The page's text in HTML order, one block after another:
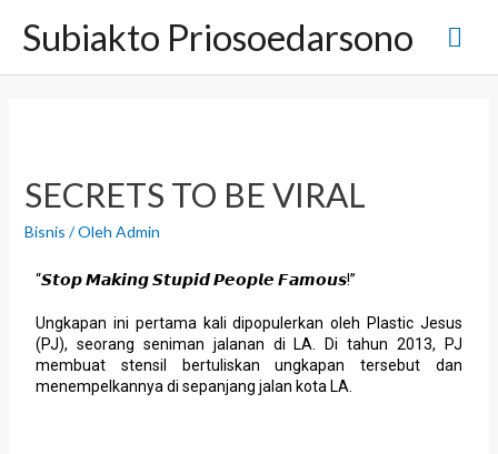
Subiakto Priosoedarsono
SECRETS TO BE VIRAL
Bisnis / Oleh Admin
“𝙎𝙩𝙤𝙥 𝙈𝙖𝙠𝙞𝙣𝙜 𝙎𝙩𝙪𝙥𝙞𝙙 𝙋𝙚𝙤𝙥𝙡𝙚 𝙁𝙖𝙢𝙤𝙪𝙨!”
Ungkapan ini pertama kali dipopulerkan oleh Plastic Jesus
(PJ), seorang seniman jalanan di LA. Di tahun 2013, PJ
membuat stensil bertuliskan ungkapan tersebut dan
menempelkannya di sepanjang jalan kota LA.